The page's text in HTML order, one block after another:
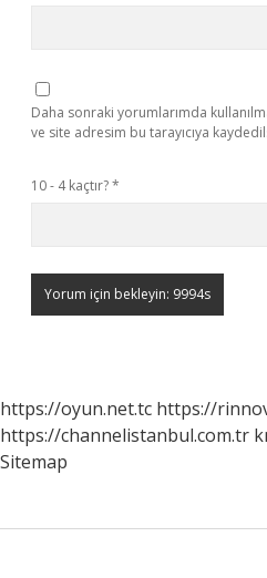
Daha sonraki yorumlarımda
ve site adresim bu tarayıcıya
10 - 4 kaçtır?*
https://oyun.net.tc https://
https://channelistanbul.com.tr
Sitemap